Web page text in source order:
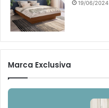
19/06/2024
Marca Exclusiva